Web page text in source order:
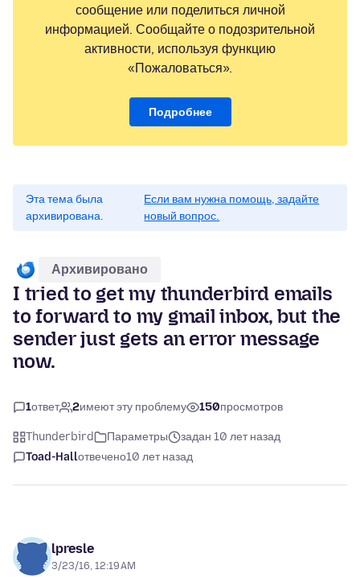
сообщение или поделиться личной
информацией. Сообщайте о подозрительной
активности, используя функцию
«Пожаловаться».
Подробнее
Эта тема была
архивирована.
Если вам нужна помощь, задайте
новый вопрос.
Архивировано
I tried to get my thunderbird emails
to forward to my gmail inbox, but the
sender just gets an error message
now.
1ответ 2имеют эту проблему 150просмотров
Thunderbird Параметры
задан 10 лет назад
Toad-Hallотвечено10 лет назад
lpresle
3/23/16, 12:19 AM